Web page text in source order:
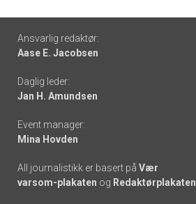
Footer
-
links
Ansvarlig redaktør:
Aase E. Jacobsen
Daglig leder:
Jan H. Amundsen
Event manager:
Mina Hovden
All journalistikk er basert på Vær
varsom-plakaten og Redaktørplakaten